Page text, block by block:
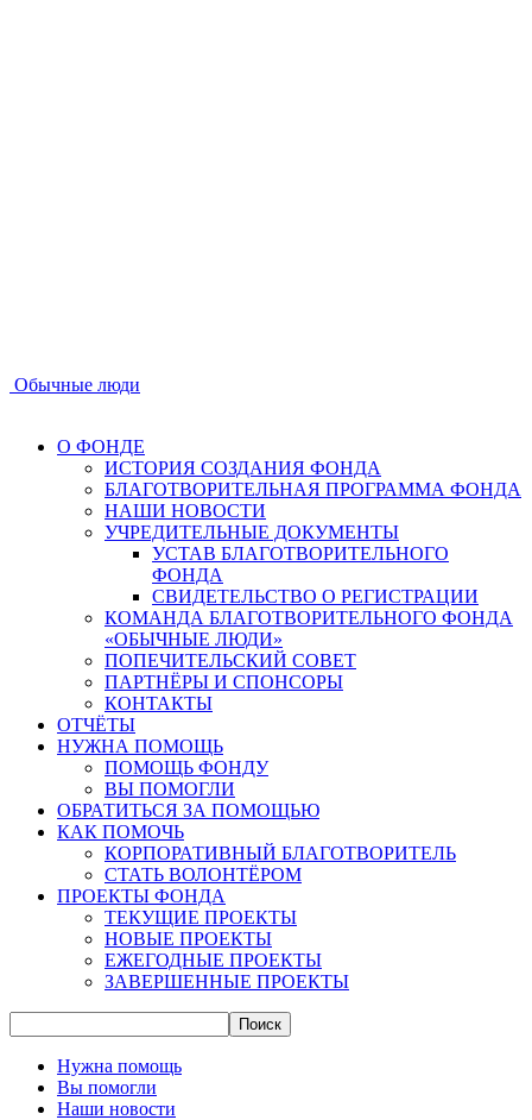
Обычные люди
О ФОНДЕ
ИСТОРИЯ СОЗДАНИЯ ФОНДА
БЛАГОТВОРИТЕЛЬНАЯ ПРОГРАММА ФОНДА
НАШИ НОВОСТИ
УЧРЕДИТЕЛЬНЫЕ ДОКУМЕНТЫ
УСТАВ БЛАГОТВОРИТЕЛЬНОГО
ФОНДА
СВИДЕТЕЛЬСТВО О РЕГИСТРАЦИИ
КОМАНДА БЛАГОТВОРИТЕЛЬНОГО ФОНДА
«ОБЫЧНЫЕ ЛЮДИ»
ПОПЕЧИТЕЛЬСКИЙ СОВЕТ
ПАРТНЁРЫ И СПОНСОРЫ
КОНТАКТЫ
ОТЧЁТЫ
НУЖНА ПОМОЩЬ
ПОМОЩЬ ФОНДУ
ВЫ ПОМОГЛИ
ОБРАТИТЬСЯ ЗА ПОМОЩЬЮ
КАК ПОМОЧЬ
КОРПОРАТИВНЫЙ БЛАГОТВОРИТЕЛЬ
СТАТЬ ВОЛОНТЁРОМ
ПРОЕКТЫ ФОНДА
ТЕКУЩИЕ ПРОЕКТЫ
НОВЫЕ ПРОЕКТЫ
ЕЖЕГОДНЫЕ ПРОЕКТЫ
ЗАВЕРШЕННЫЕ ПРОЕКТЫ
Нужна помощь
Вы помогли
Наши новости